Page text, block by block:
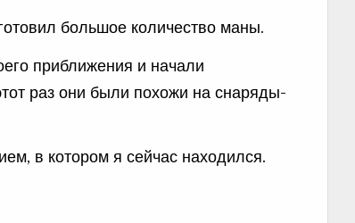
большое количество маны.
приближения и начали
раз они были похожи на снаряды-
в котором я сейчас находился.